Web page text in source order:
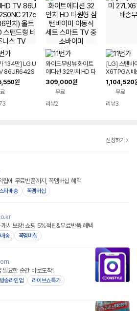
134만] LG U
86UR642S
인
라HD 스탠드
니스 TV
원
와이드무빙뷰 화이트
에디션 32인치 HD 타
원형 삼탠바이미 이동
식 세트 스마트 TV 중
소바이미
309,000원
무료
리뷰2
[LG] 스탠바
X6TPGA 배
1,104,520
무료
리뷰3
신청하기
에 무료반품까지, 꼭멤버십 혜택
타배송 꼭멤버십
시보장! 쇼핑 5%적립&무료반품 혜택
송 꼭멤버십
요한 순간 바로도착!
방송라인업 라이브쇼특가